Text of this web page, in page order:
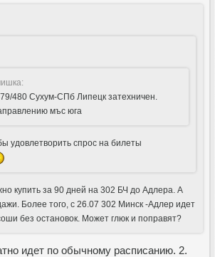
480 Сухум-СПб Липецк затехничен.
мъс юга
удовлетворить спрос на билеты
купить за 90 дней на 302 БЧ до Адлера. А
Более того, с 26.07 302 Минск -Адлер идет
без остановок. Может глюк и поправят?
идет по обычному расписанию. 2.